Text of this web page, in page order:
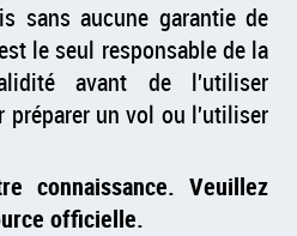
sans aucune garantie de
le seul responsable de la
avant de l'utiliser
préparer un vol ou l'utiliser
connaissance. Veuillez
officielle.